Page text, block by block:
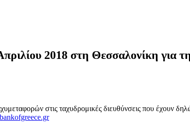
2018 στη Θεσσαλονίκη για
στις ταχυδρομικές διευθύνσεις που έχουν